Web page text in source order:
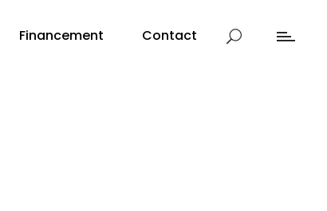
Financement Contact